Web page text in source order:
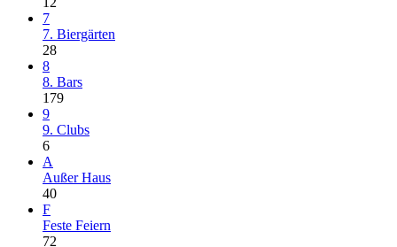
7
7. Biergärten
28
8
8. Bars
179
9
9. Clubs
6
A
Außer Haus
40
F
Feste Feiern
72